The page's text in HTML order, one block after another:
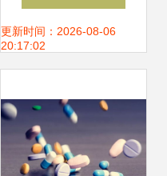
安全防线
更新时间：2026-08-06
20:17:02